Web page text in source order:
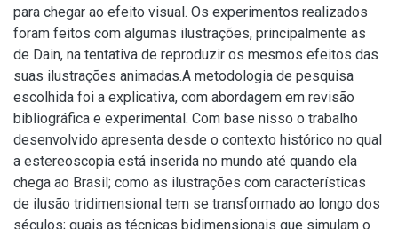
para chegar ao efeito visual. Os experimentos realizados
foram feitos com algumas ilustrações, principalmente as
de Dain, na tentativa de reproduzir os mesmos efeitos das
suas ilustrações animadas.A metodologia de pesquisa
escolhida foi a explicativa, com abordagem em revisão
bibliográfica e experimental. Com base nisso o trabalho
desenvolvido apresenta desde o contexto histórico no qual
a estereoscopia está inserida no mundo até quando ela
chega ao Brasil; como as ilustrações com características
de ilusão tridimensional tem se transformado ao longo dos
séculos; quais as técnicas bidimensionais que simulam o